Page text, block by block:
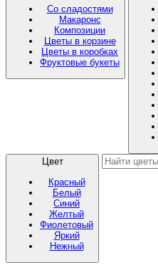
Со сладостями
Макаронс
Композиции
Цветы в корзине
Цветы в коробках
Фруктовые букеты
Цвет
Красный
Белый
Синий
Желтый
Фиолетовый
Яркий
Нежный